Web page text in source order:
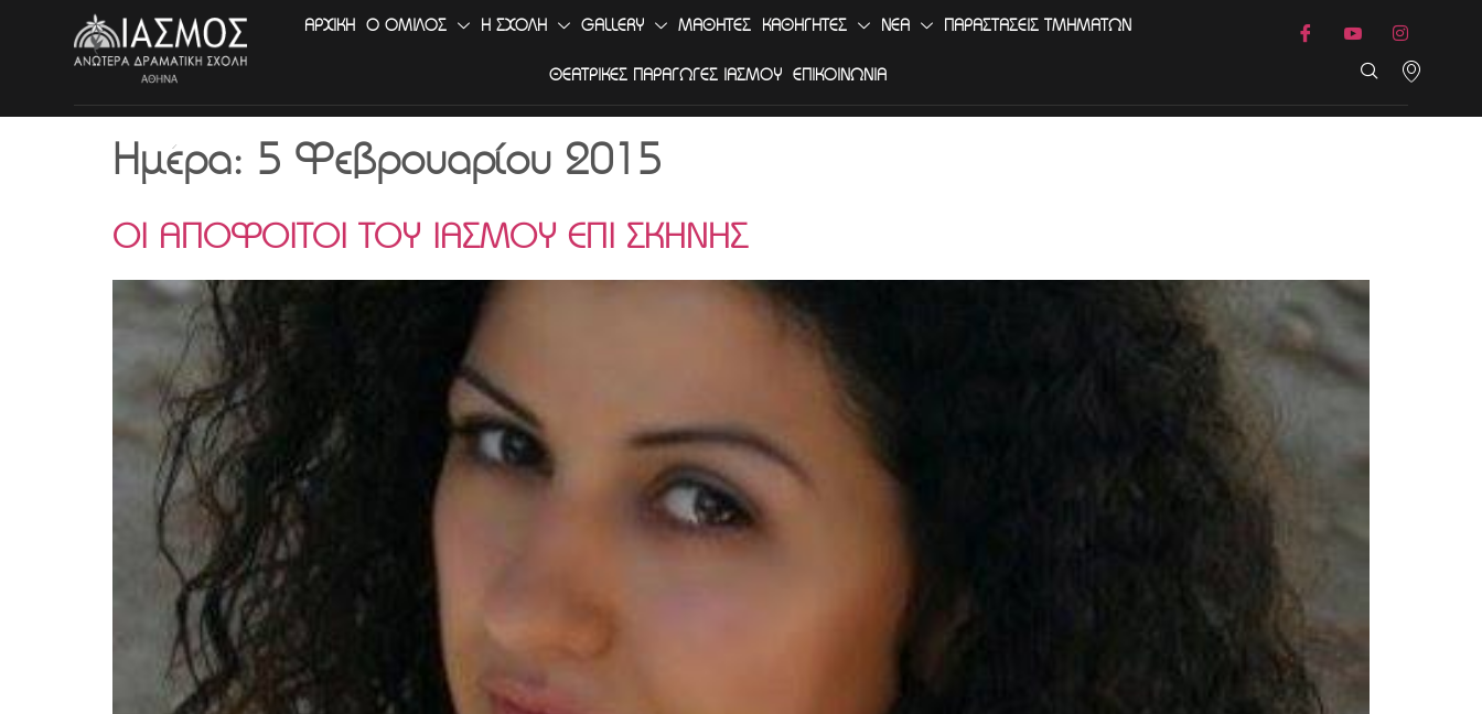
ΑΡΧΙΚΉ Ο ΟΜΙΛΟΣ Η ΣΧΟΛΗ GALLERY ΜΑΘΗΤΕΣ ΚΑΘΗΓΗΤΕΣ ΝΕΑ ΠΑΡΑΣΤΑΣΕΙΣ ΤΜΗΜΑΤΩΝ
ΘΕΑΤΡΙΚΕΣ ΠΑΡΑΓΩΓΕΣ ΙΑΣΜΟΥ ΕΠΙΚΟΙΝΩΝΙΑ
Ημέρα: 5 Φεβρουαρίου 2015
ΟΙ ΑΠΟΦΟΙΤΟΙ ΤΟΥ ΙΑΣΜΟΥ ΕΠΙ ΣΚΗΝΗΣ